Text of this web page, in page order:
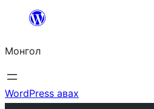
Агуулга
алгасах
Монгол
WordPress авах